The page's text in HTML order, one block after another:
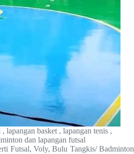
lapangan basket , lapangan tenis ,
dan lapangan futsal
Futsal, Voly, Bulu Tangkis/ Badminton